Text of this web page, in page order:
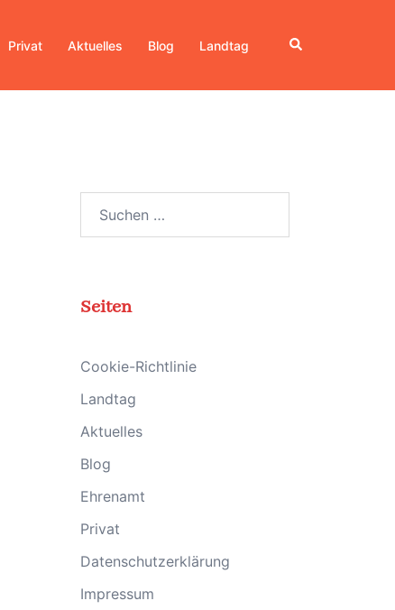
Privat Aktuelles Blog Landtag Suche
Seiten
Cookie-Richtlinie
Landtag
Aktuelles
Blog
Ehrenamt
Privat
Datenschutzerklärung
Impressum